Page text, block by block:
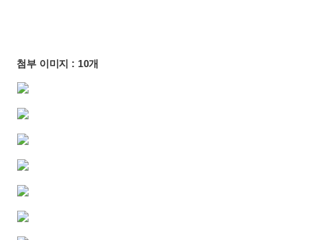
첨부 이미지 : 10개